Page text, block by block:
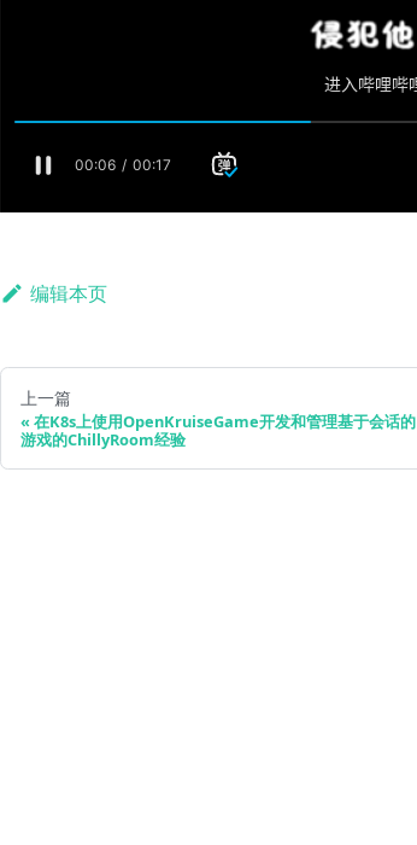
编辑本页
上一篇
在K8s上使用OpenKruiseGame开发和管理基于会话的
游戏的ChillyRoom经验